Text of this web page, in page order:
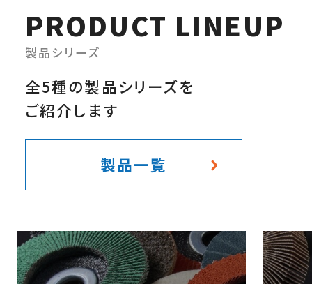
PRODUCT LINEUP
製品シリーズ
全5種の製品シリーズを
ご紹介します
製品一覧